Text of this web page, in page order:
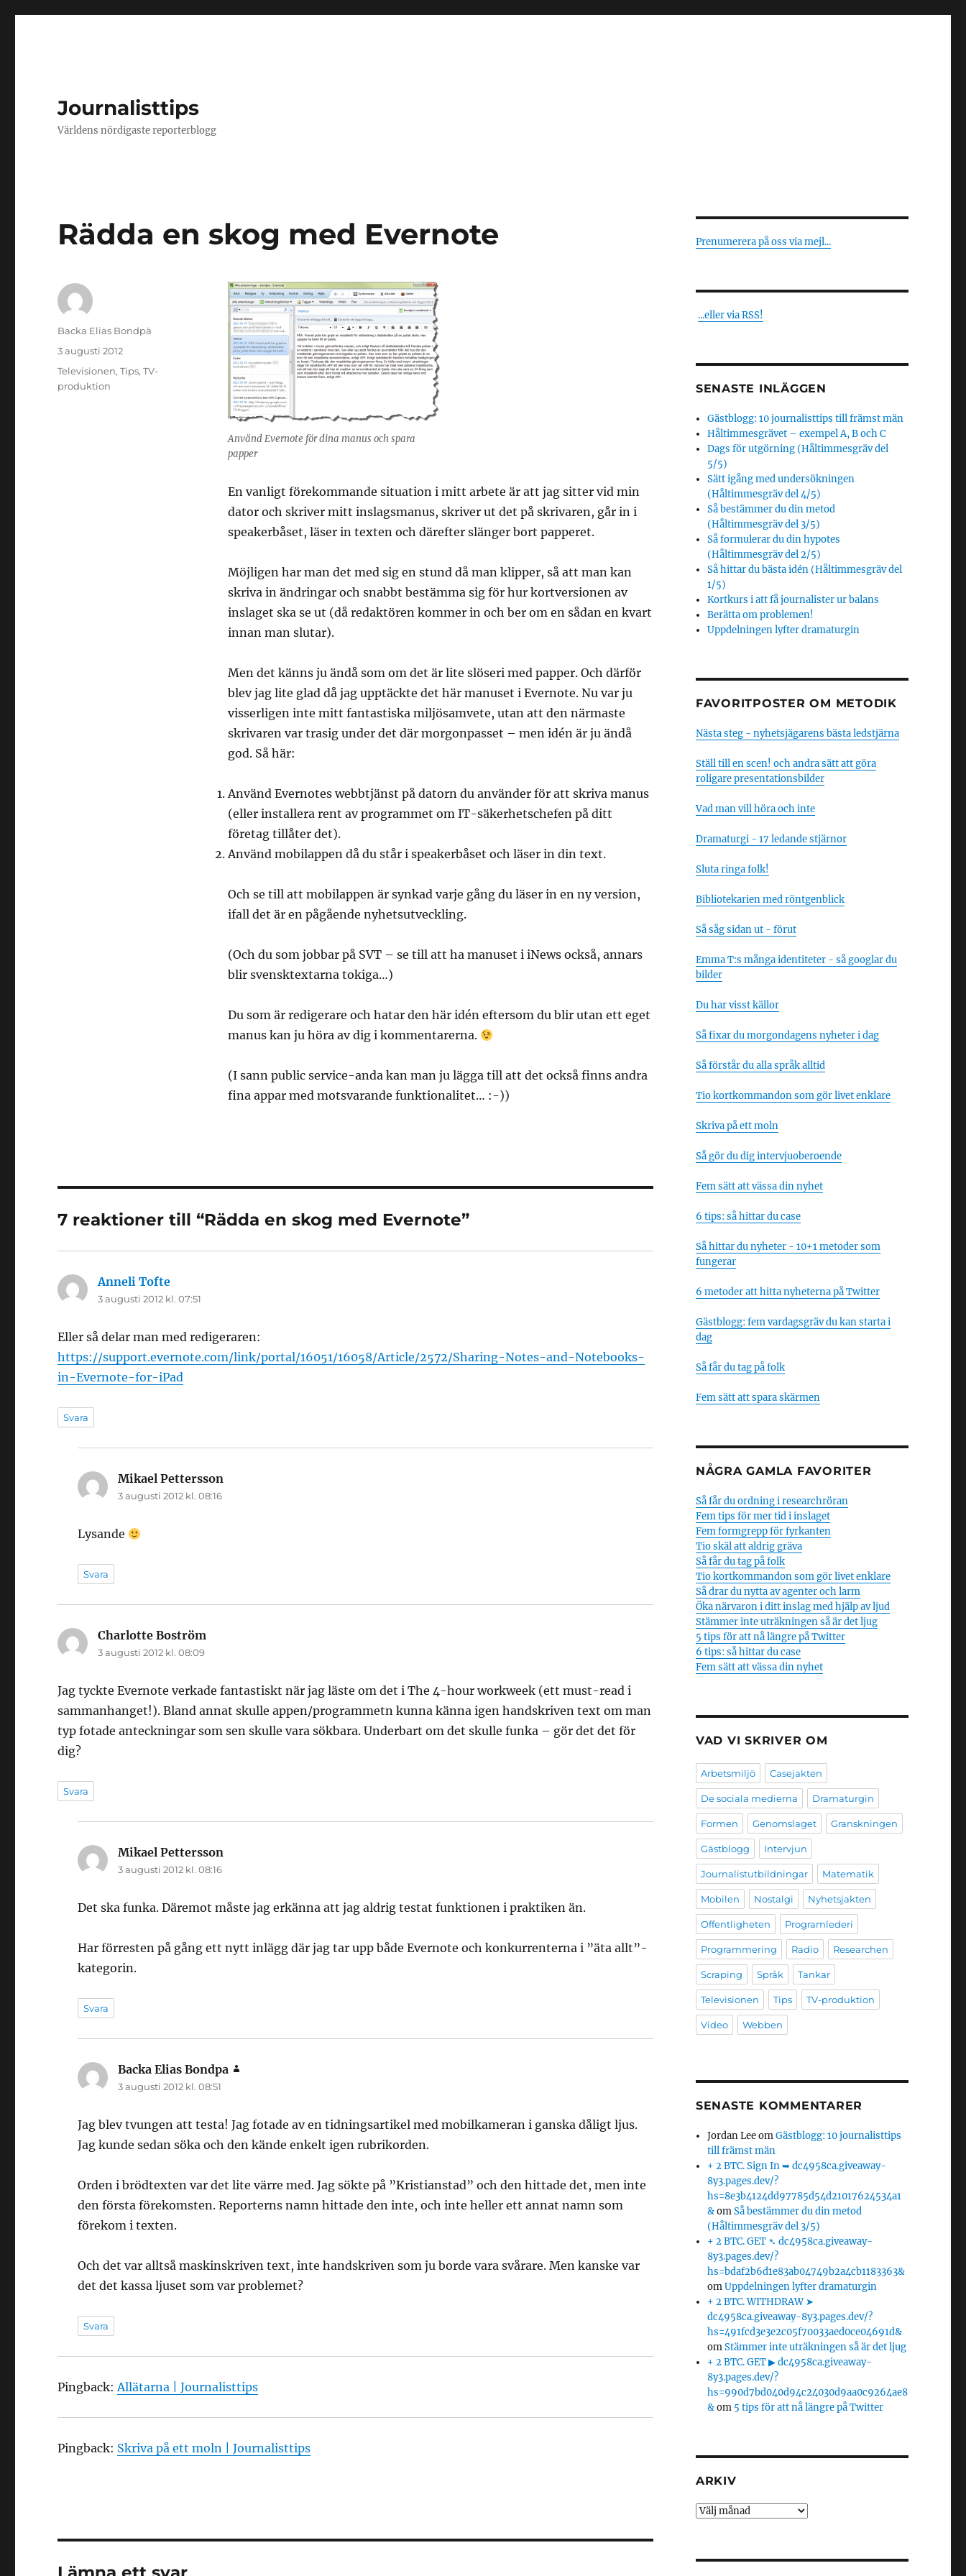
Journalisttips
Världens nördigaste reporterblogg
Rädda en skog med Evernote
Använd Evernote för dina manus och spara
papper
En vanligt förekommande situation i mitt arbete är att jag sitter vid min
dator och skriver mitt inslagsmanus, skriver ut det på skrivaren, går in i
speakerbåset, läser in texten och därefter slänger bort papperet.
Möjligen har man det med sig en stund då man klipper, så att man kan
skriva in ändringar och snabbt bestämma sig för hur kortversionen av
inslaget ska se ut (då redaktören kommer in och ber om en sådan en kvart
innan man slutar).
Men det känns ju ändå som om det är lite slöseri med papper. Och därför
blev jag lite glad då jag upptäckte det här manuset i Evernote. Nu var ju
visserligen inte mitt fantastiska miljösamvete, utan att den närmaste
skrivaren var trasig under det där morgonpasset – men idén är ju ändå
god. Så här:
Använd Evernotes webbtjänst på datorn du använder för att skriva manus
(eller installera rent av programmet om IT-säkerhetschefen på ditt
företag tillåter det).
Använd mobilappen då du står i speakerbåset och läser in din text.
Och se till att mobilappen är synkad varje gång du läser in en ny version,
ifall det är en pågående nyhetsutveckling.
(Och du som jobbar på SVT – se till att ha manuset i iNews också, annars
blir svensktextarna tokiga…)
Du som är redigerare och hatar den här idén eftersom du blir utan ett eget
manus kan ju höra av dig i kommentarerna.
(I sann public service-anda kan man ju lägga till att det också finns andra
fina appar med motsvarande funktionalitet… :-))
Författare
Backa Elias Bondpä
Publicerat
den
3 augusti 2012
Kategorier
Televisionen,Tips,TV-
produktion
7 reaktioner till “Rädda en skog med Evernote”
Anneli Tofte
3 augusti 2012 kl. 07:51
Eller så delar man med redigeraren:
https://support.evernote.com/link/portal/16051/16058/Article/2572/Sharing-Notes-and-Notebooks-
in-Evernote-for-iPad
Svara
Mikael Pettersson
3 augusti 2012 kl. 08:16
Lysande
Svara
Charlotte Boström
3 augusti 2012 kl. 08:09
Jag tyckte Evernote verkade fantastiskt när jag läste om det i The 4-hour workweek (ett must-read i
sammanhanget!). Bland annat skulle appen/programmetn kunna känna igen handskriven text om man
typ fotade anteckningar som sen skulle vara sökbara. Underbart om det skulle funka – gör det det för
dig?
Svara
Mikael Pettersson
3 augusti 2012 kl. 08:16
Det ska funka. Däremot måste jag erkänna att jag aldrig testat funktionen i praktiken än.
Har förresten på gång ett nytt inlägg där jag tar upp både Evernote och konkurrenterna i ”äta allt”-
kategorin.
Svara
Backa Elias Bondpa
3 augusti 2012 kl. 08:51
Jag blev tvungen att testa! Jag fotade av en tidningsartikel med mobilkameran i ganska dåligt ljus.
Jag kunde sedan söka och den kände enkelt igen rubrikorden.
Orden i brödtexten var det lite värre med. Jag sökte på ”Kristianstad” och den hittade det, men inte
den första förekomsten. Reporterns namn hittade den inte, och inte heller ett annat namn som
förekom i texten.
Och det var alltså maskinskriven text, inte handskriven som ju borde vara svårare. Men kanske var
det det kassa ljuset som var problemet?
Svara
Pingback:Allätarna | Journalisttips
Pingback: Skriva på ett moln | Journalisttips
Prenumerera på oss via mejl...
...eller via RSS!
SENASTE INLÄGGEN
Gästblogg: 10 journalisttips till främst män
Håltimmesgrävet – exempel A, B och C
Dags för utgörning (Håltimmesgräv del
5/5)
Sätt igång med undersökningen
(Håltimmesgräv del 4/5)
Så bestämmer du din metod
(Håltimmesgräv del 3/5)
Så formulerar du din hypotes
(Håltimmesgräv del 2/5)
Så hittar du bästa idén (Håltimmesgräv del
1/5)
Kortkurs i att få journalister ur balans
Berätta om problemen!
Uppdelningen lyfter dramaturgin
FAVORITPOSTER OM METODIK
Nästa steg - nyhetsjägarens bästa ledstjärna
Ställ till en scen! och andra sätt att göra
roligare presentationsbilder
Vad man vill höra och inte
Dramaturgi - 17 ledande stjärnor
Sluta ringa folk!
Bibliotekarien med röntgenblick
Så såg sidan ut - förut
Emma T:s många identiteter - så googlar du
bilder
Du har visst källor
Så fixar du morgondagens nyheter i dag
Så förstår du alla språk alltid
Tio kortkommandon som gör livet enklare
Skriva på ett moln
Så gör du dig intervjuoberoende
Fem sätt att vässa din nyhet
6 tips: så hittar du case
Så hittar du nyheter - 10+1 metoder som
fungerar
6 metoder att hitta nyheterna på Twitter
Gästblogg: fem vardagsgräv du kan starta i
dag
Så får du tag på folk
Fem sätt att spara skärmen
NÅGRA GAMLA FAVORITER
Så får du ordning i researchröran
Fem tips för mer tid i inslaget
Fem formgrepp för fyrkanten
Tio skäl att aldrig gräva
Så får du tag på folk
Tio kortkommandon som gör livet enklare
Så drar du nytta av agenter och larm
Öka närvaron i ditt inslag med hjälp av ljud
Stämmer inte uträkningen så är det ljug
5 tips för att nå längre på Twitter
6 tips: så hittar du case
Fem sätt att vässa din nyhet
VAD VI SKRIVER OM
Arbetsmiljö Casejakten
De sociala medierna Dramaturgin
Formen Genomslaget Granskningen
Gästblogg Intervjun
Journalistutbildningar Matematik
Mobilen Nostalgi Nyhetsjakten
Offentligheten Programlederi
Programmering Radio Researchen
Scraping Språk Tankar
Televisionen Tips TV-produktion
Video Webben
SENASTE KOMMENTARER
Jordan LeeomGästblogg: 10 journalisttips
till främst män
+ 2 BTC. Sign In ➥ dc4958ca.giveaway-
8y3.pages.dev/?
hs=8e3b4124dd97785d54d21017624534a1
&omSå bestämmer du din metod
(Håltimmesgräv del 3/5)
+ 2 BTC. GET ➴ dc4958ca.giveaway-
8y3.pages.dev/?
hs=bdaf2b6d1e83ab04749b2a4cb1183363&
omUppdelningen lyfter dramaturgin
+ 2 BTC. WITHDRAW ➤
dc4958ca.giveaway-8y3.pages.dev/?
hs=491fcd3e3e2c05f70033aed0ce04691d&
omStämmer inte uträkningen så är det ljug
+ 2 BTC. GET ▶ dc4958ca.giveaway-
8y3.pages.dev/?
hs=990d7bd040d94c24030d9aa0c9264ae8
&om 5 tips för att nå längre på Twitter
ARKIV
Arkiv